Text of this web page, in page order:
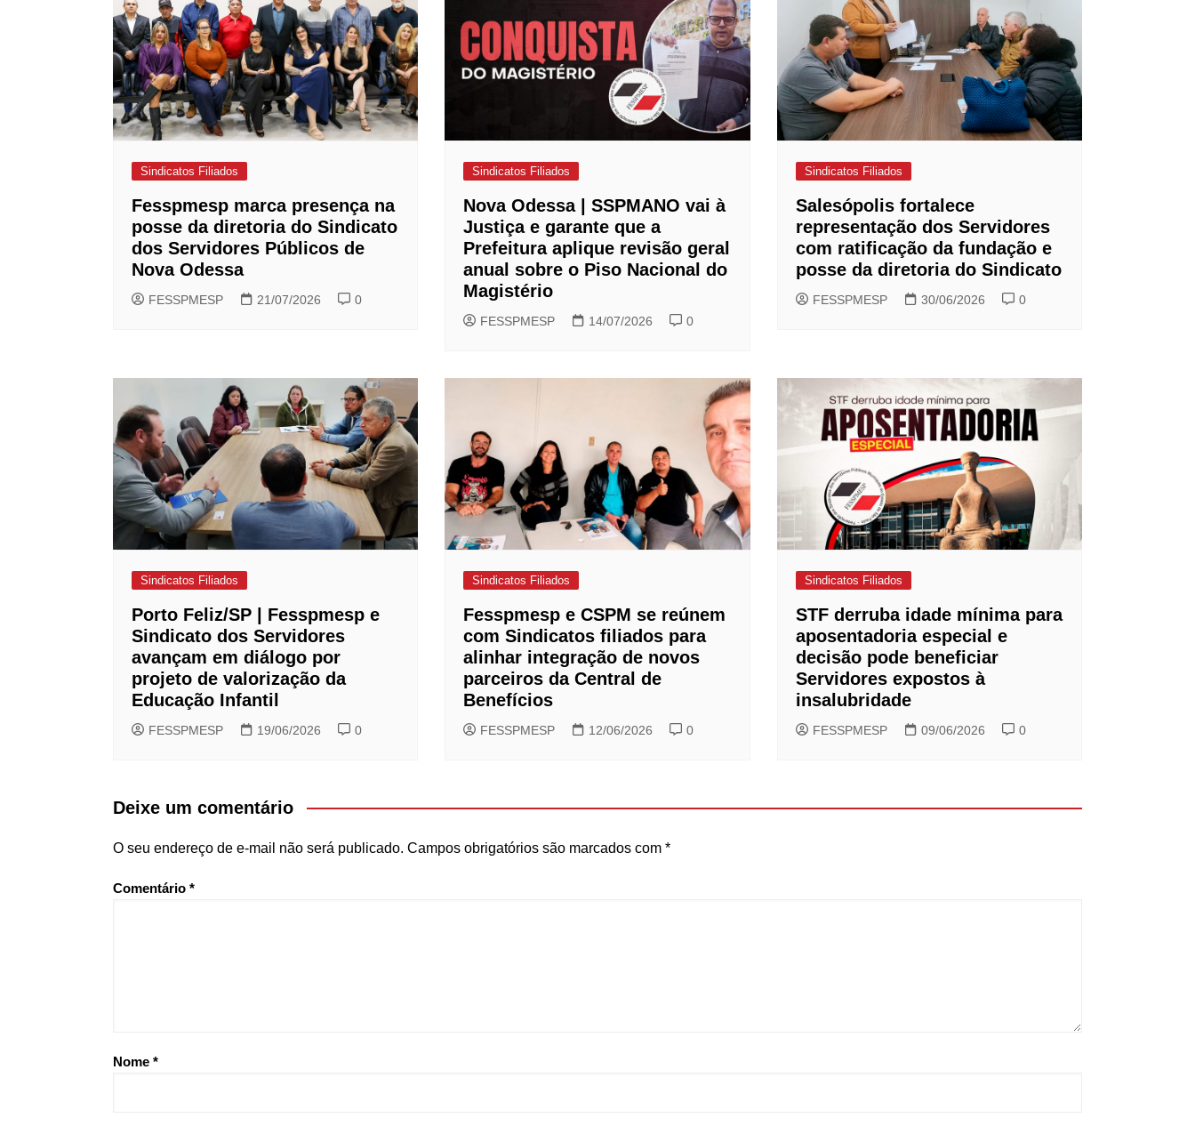
Sindicatos Filiados
Fesspmesp marca presença na
posse da diretoria do Sindicato
dos Servidores Públicos de
Nova Odessa
FESSPMESP 21/07/2026 0
Sindicatos Filiados
Nova Odessa | SSPMANO vai à
Justiça e garante que a
Prefeitura aplique revisão geral
anual sobre o Piso Nacional do
Magistério
FESSPMESP 14/07/2026 0
Sindicatos Filiados
Salesópolis fortalece
representação dos Servidores
com ratificação da fundação e
posse da diretoria do Sindicato
FESSPMESP 30/06/2026 0
Sindicatos Filiados
Porto Feliz/SP | Fesspmesp e
Sindicato dos Servidores
avançam em diálogo por
projeto de valorização da
Educação Infantil
FESSPMESP 19/06/2026 0
Sindicatos Filiados
Fesspmesp e CSPM se reúnem
com Sindicatos filiados para
alinhar integração de novos
parceiros da Central de
Benefícios
FESSPMESP 12/06/2026 0
Sindicatos Filiados
STF derruba idade mínima para
aposentadoria especial e
decisão pode beneficiar
Servidores expostos à
insalubridade
FESSPMESP 09/06/2026 0
Deixe um comentário
O seu endereço de e-mail não será publicado. Campos obrigatórios são marcados com *
Comentário *
Nome *